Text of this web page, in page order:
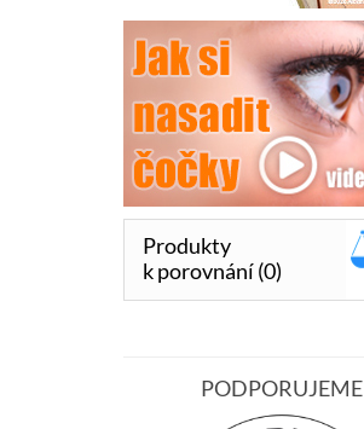
Produkty
k porovnání (0)
PODPORUJEME